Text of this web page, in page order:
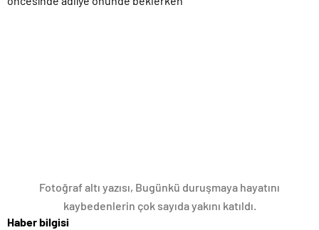
Fotoğraf altı yazısı, Bugünkü duruşmaya hayatını
kaybedenlerin çok sayıda yakını katıldı.
Haber bilgisi